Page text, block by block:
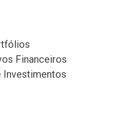
Financeiros
Investimentos